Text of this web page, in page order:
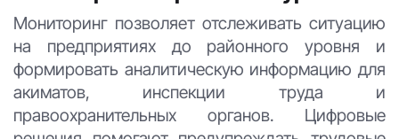
Мониторинг позволяет отслеживать ситуацию
на предприятиях до районного уровня и
формировать аналитическую информацию для
акиматов, инспекции труда и
правоохранительных органов. Цифровые